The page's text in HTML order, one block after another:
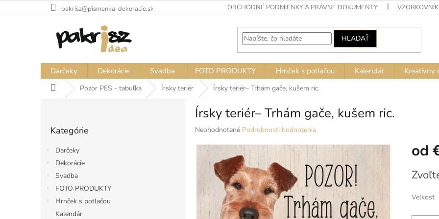
na
pakrisz@pismenka-dekoracie.sk OBCHODNÉ PODMIENKY A PRÁVNE DOKUMENTY VZORKOVNÍK
HĽADAŤ
Darčeky Dekorácie Svadba FOTO PRODUKTY Hrnček s potlačou Kalendár Kreatívny
DomovPozor PES - tabuľka Írsky teriér Írsky teriér– Trhám gače, kušem ric.
kategórie
Kategórie
Darčeky
Dekorácie
Svadba
FOTO PRODUKTY
Hrnček s potlačou
Kalendár
Írsky teriér– Trhám gače, kušem ric.
Priemerné
produktu
hviezdičiek.
Neohodnotené Podrobnosti hodnotenia
od
cena:
Veľkosť